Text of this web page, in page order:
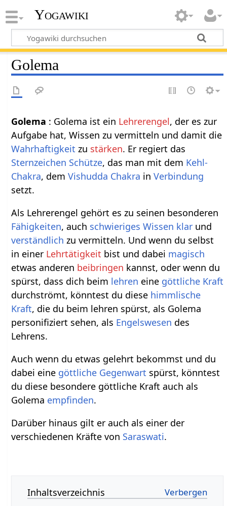
Yogawiki
Golema
Golema : Golema ist ein Lehrerengel, der es zur
Aufgabe hat, Wissen zu vermitteln und damit die
Wahrhaftigkeit zu stärken. Er regiert das
Sternzeichen Schütze, das man mit dem Kehl-
Chakra, demVishudda Chakra inVerbindung
setzt.
Als Lehrerengel gehört es zu seinen besonderen
Fähigkeiten, auch schwieriges Wissen klar und
verständlich zu vermitteln. Und wenn du selbst
in einer Lehrtätigkeit bist und dabei magisch
etwas anderen beibringen kannst, oder wenn du
spürst, dass dich beim lehren eine göttliche Kraft
durchströmt, könntest du diese himmlische
Kraft, die du beim lehren spürst, als Golema
personifiziert sehen, als Engelswesen des
Lehrens.
Auch wenn du etwas gelehrt bekommst und du
dabei eine göttliche Gegenwart spürst, könntest
du diese besondere göttliche Kraft auch als
Golema empfinden.
Darüber hinaus gilt er auch als einer der
verschiedenen Kräfte von Saraswati.
Inhaltsverzeichnis